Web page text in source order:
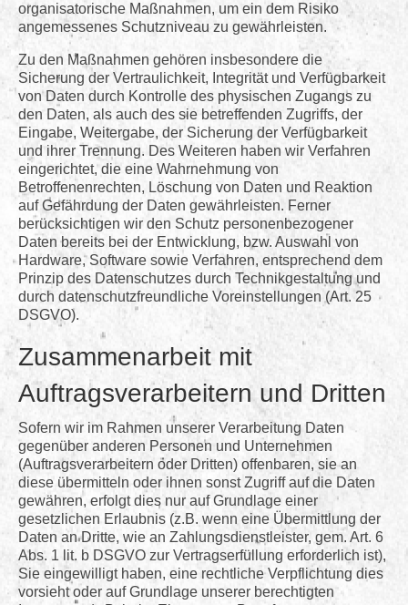
organisatorische Maßnahmen, um ein dem Risiko
angemessenes Schutzniveau zu gewährleisten.
Zu den Maßnahmen gehören insbesondere die
Sicherung der Vertraulichkeit, Integrität und Verfügbarkeit
von Daten durch Kontrolle des physischen Zugangs zu
den Daten, als auch des sie betreffenden Zugriffs, der
Eingabe, Weitergabe, der Sicherung der Verfügbarkeit
und ihrer Trennung. Des Weiteren haben wir Verfahren
eingerichtet, die eine Wahrnehmung von
Betroffenenrechten, Löschung von Daten und Reaktion
auf Gefährdung der Daten gewährleisten. Ferner
berücksichtigen wir den Schutz personenbezogener
Daten bereits bei der Entwicklung, bzw. Auswahl von
Hardware, Software sowie Verfahren, entsprechend dem
Prinzip des Datenschutzes durch Technikgestaltung und
durch datenschutzfreundliche Voreinstellungen (Art. 25
DSGVO).
Zusammenarbeit mit
Auftragsverarbeitern und Dritten
Sofern wir im Rahmen unserer Verarbeitung Daten
gegenüber anderen Personen und Unternehmen
(Auftragsverarbeitern oder Dritten) offenbaren, sie an
diese übermitteln oder ihnen sonst Zugriff auf die Daten
gewähren, erfolgt dies nur auf Grundlage einer
gesetzlichen Erlaubnis (z.B. wenn eine Übermittlung der
Daten an Dritte, wie an Zahlungsdienstleister, gem. Art. 6
Abs. 1 lit. b DSGVO zur Vertragserfüllung erforderlich ist),
Sie eingewilligt haben, eine rechtliche Verpflichtung dies
vorsieht oder auf Grundlage unserer berechtigten